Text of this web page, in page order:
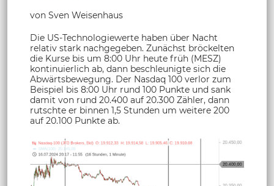
von Sven Weisenhaus
Die US-Technologiewerte haben über Nacht
relativ stark nachgegeben. Zunächst bröckelten
die Kurse bis um 8:00 Uhr heute früh (MESZ)
kontinuierlich ab, dann beschleunigte sich die
Abwärtsbewegung. Der Nasdaq 100 verlor zum
Beispiel bis 8:00 Uhr rund 100 Punkte und sank
damit von rund 20.400 auf 20.300 Zähler, dann
rutschte er binnen 1,5 Stunden um weitere 200
auf 20.100 Punkte ab.